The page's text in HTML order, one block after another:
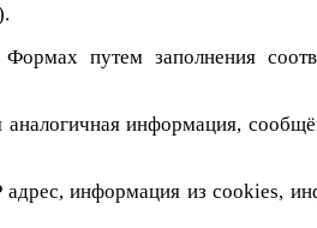
путем заполнения
информация,
информация из cookies,